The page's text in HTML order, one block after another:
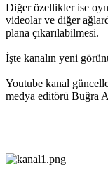
Diğer özellikler ise
videolar ve diğer
plana çıkarılabilmesi.
İşte kanalın yeni
Youtube kanal
medya editörü Buğra